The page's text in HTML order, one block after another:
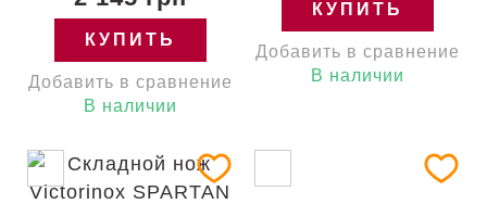
КУПИТЬ
Добавить в сравнение
В наличии
КУПИТЬ
Добавить в сравнение
В наличии